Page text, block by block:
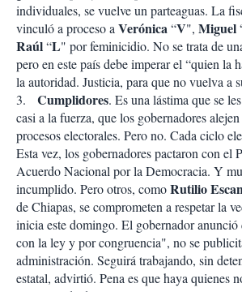
individuales, se vuelve un parteaguas. La
vinculó a proceso a Verónica“V", Miguel
Raúl“L" por feminicidio. No se trata de
pero en este país debe imperar el “quien la
la autoridad. Justicia, para que no vuelva a
3. Cumplidores. Es una lástima que se
casi a la fuerza, que los gobernadores
procesos electorales. Pero no. Cada ciclo
Esta vez, los gobernadores pactaron con el
Acuerdo Nacional por la Democracia. Y
incumplido. Pero otros, comoRutilio
de Chiapas, se comprometen a respetar la
inicia este domingo. El gobernador anunció
con la ley y por congruencia", no se
administración. Seguirá trabajando, sin
estatal, advirtió. Pena es que haya quienes